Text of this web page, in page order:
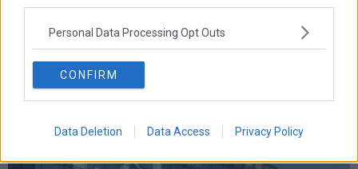
Personal Data Processing Opt Outs
CONFIRM
Data Deletion Data Access Privacy Policy
Χρυσός: Ράλι 6% στην εβδομάδα